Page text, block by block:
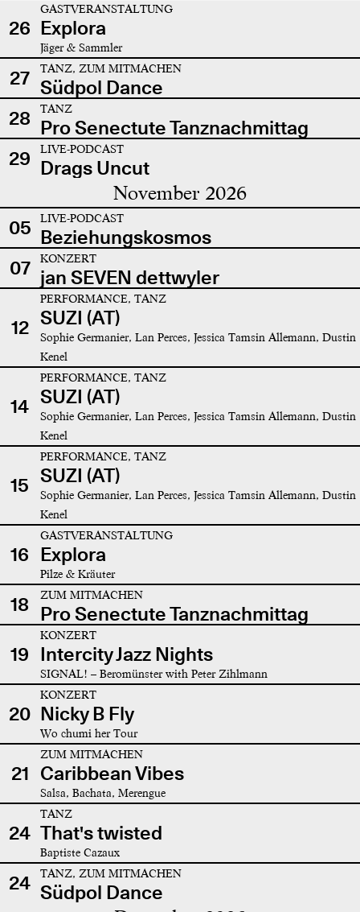
26
GASTVERANSTALTUNG
Explora
Jäger & Sammler
27 TANZ, ZUM MITMACHEN
Südpol Dance
28
TANZ
Pro Senectute Tanznachmittag
29
LIVE-PODCAST
Drags Uncut
November 2026
05 LIVE-PODCAST
Beziehungskosmos
07
KONZERT
jan SEVEN dettwyler
12
PERFORMANCE, TANZ
SUZI (AT)
Sophie Germanier, Lan Perces, Jessica Tamsin Allemann, Dustin
Kenel
14
PERFORMANCE, TANZ
SUZI (AT)
Sophie Germanier, Lan Perces, Jessica Tamsin Allemann, Dustin
Kenel
15
PERFORMANCE, TANZ
SUZI (AT)
Sophie Germanier, Lan Perces, Jessica Tamsin Allemann, Dustin
Kenel
16
GASTVERANSTALTUNG
Explora
Pilze & Kräuter
18 ZUM MITMACHEN
Pro Senectute Tanznachmittag
19
KONZERT
Intercity Jazz Nights
SIGNAL! – Beromünster with Peter Zihlmann
20
KONZERT
Nicky B Fly
Wo chumi her Tour
21
ZUM MITMACHEN
Caribbean Vibes
Salsa, Bachata, Merengue
24
TANZ
That's twisted
Baptiste Cazaux
24 TANZ, ZUM MITMACHEN
Südpol Dance